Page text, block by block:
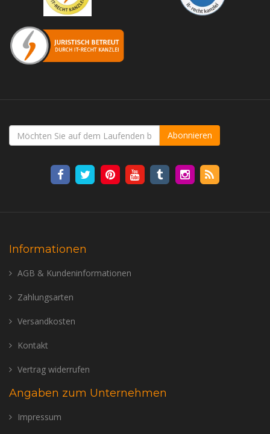
Abonnieren
Informationen
AGB & Kundeninformationen
Zahlungsarten
Versandkosten
Kontakt
Vertrag widerrufen
Angaben zum Unternehmen
Impressum